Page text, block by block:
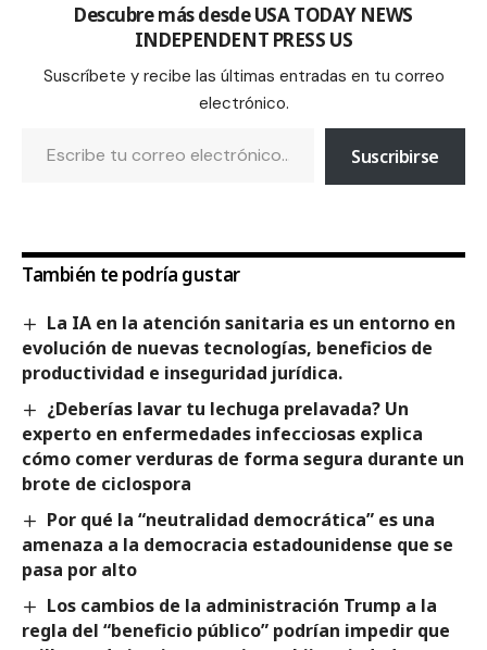
Descubre más desde USA TODAY NEWS
INDEPENDENT PRESS US
Suscríbete y recibe las últimas entradas en tu correo
electrónico.
Suscribirse
También te podría gustar
La IA en la atención sanitaria es un entorno en
evolución de nuevas tecnologías, beneficios de
productividad e inseguridad jurídica.
¿Deberías lavar tu lechuga prelavada? Un
experto en enfermedades infecciosas explica
cómo comer verduras de forma segura durante un
brote de ciclospora
Por qué la “neutralidad democrática” es una
amenaza a la democracia estadounidense que se
pasa por alto
Los cambios de la administración Trump a la
regla del “beneficio público” podrían impedir que